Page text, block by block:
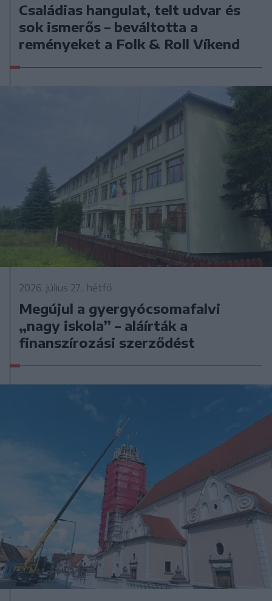
Családias hangulat, telt udvar és
sok ismerős – beváltotta a
reményeket a Folk & Roll Víkend
2026. július 27., hétfő
Megújul a gyergyócsomafalvi
„nagy iskola” – aláírták a
finanszírozási szerződést